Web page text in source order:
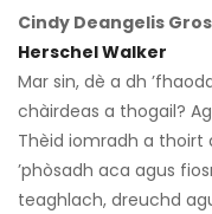
Cindy Deangelis
Herschel Walker
Mar sin, dè a dh
chàirdeas a thogail?
Thèid iomradh a
’phòsadh aca agus
teaghlach, dreuchd